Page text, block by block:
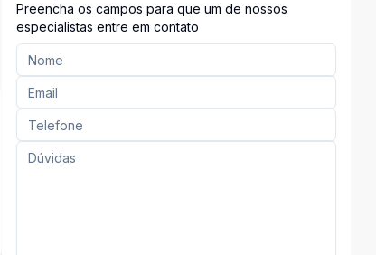
Preencha os campos para que um de nossos
especialistas entre em contato